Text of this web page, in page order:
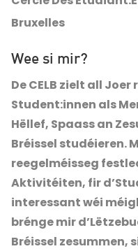
Bruxelles
Wee si mir?
De CELB zielt all
Student:innen als
Hëllef, Spaass an
Bréissel studéieren.
reegelméisseg
Aktivitéiten, fir
interessant wéi
brénge mir
Bréissel zesummen,